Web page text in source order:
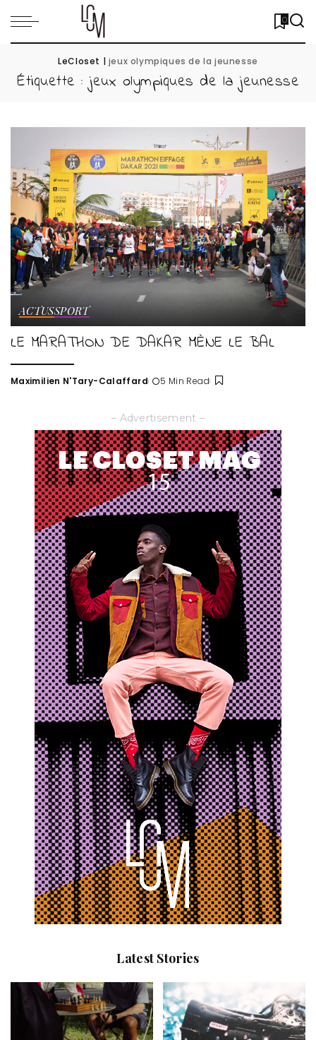
0
LeCloset | jeux olympiques de la jeunesse
Étiquette :jeux olympiques de la jeunesse
ACTUSSPORT
LE MARATHON DE DAKAR MÈNE LE BAL
Posted
Maximilien N'Tary-Calaffard 5 Min Read
– Advertisement –
Latest Stories